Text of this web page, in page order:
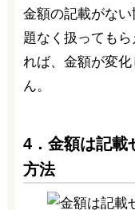
金額の記載がな
題なく扱っても
れば、金額が変
ん。
4．金額は記載
方法